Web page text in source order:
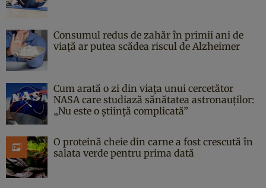
Consumul redus de zahăr în primii ani de
viață ar putea scădea riscul de Alzheimer
Cum arată o zi din viața unui cercetător
NASA care studiază sănătatea astronauților:
„Nu este o știință complicată”
O proteină cheie din carne a fost crescută în
salata verde pentru prima dată